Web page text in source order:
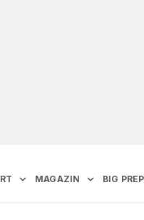
MAGAZIN BIG